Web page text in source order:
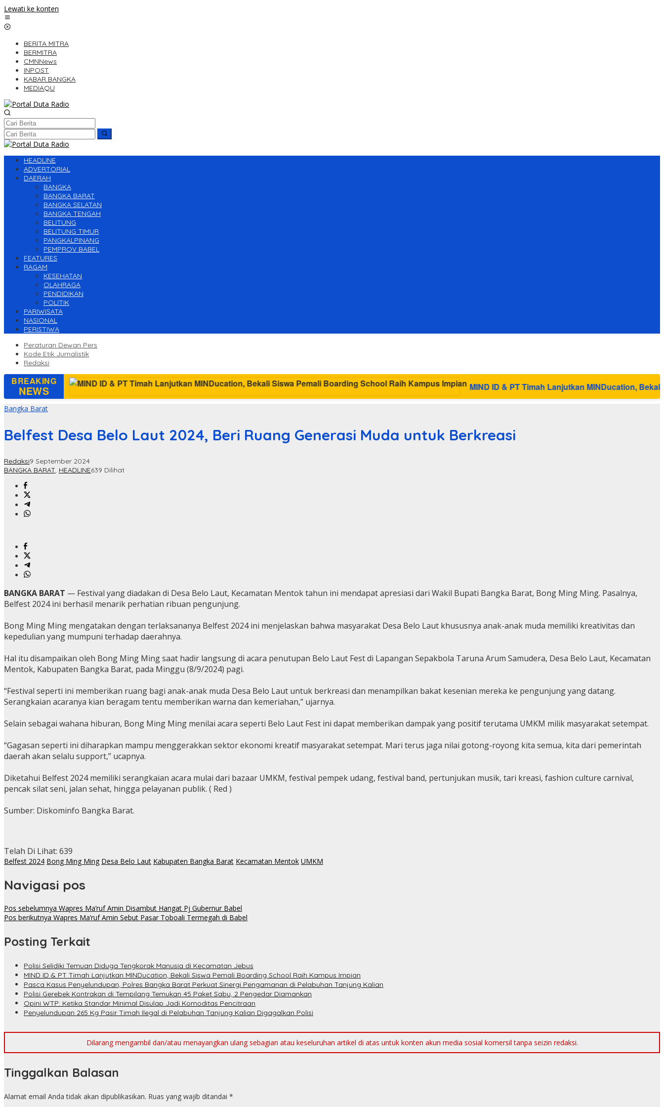
Lewati ke konten
BERITA MITRA
BERMITRA
CMNNews
INPOST
KABAR BANGKA
MEDIAQU
HEADLINE
ADVERTORIAL
DAERAH
BANGKA
BANGKA BARAT
BANGKA SELATAN
BANGKA TENGAH
BELITUNG
BELITUNG TIMUR
PANGKALPINANG
PEMPROV BABEL
FEATURES
RAGAM
KESEHATAN
OLAHRAGA
PENDIDIKAN
POLITIK
PARIWISATA
NASIONAL
PERISTIWA
Peraturan Dewan Pers
Kode Etik Jurnalistik
Redaksi
BREAKING
NEWS MIND ID & PT Timah Lanjutkan MINDucation, Bekali Siswa Pemali
Bangka Barat
Belfest Desa Belo Laut 2024, Beri Ruang Generasi Muda untuk Berkreasi
Redaksi9 September 2024
BANGKA BARAT, HEADLINE639 Dilihat
BANGKA BARAT — Festival yang diadakan di Desa Belo Laut, Kecamatan Mentok tahun ini mendapat apresiasi dari Wakil Bupati Bangka Barat, Bong Ming Ming. Pasalnya,
Belfest 2024 ini berhasil menarik perhatian ribuan pengunjung.
Bong Ming Ming mengatakan dengan terlaksananya Belfest 2024 ini menjelaskan bahwa masyarakat Desa Belo Laut khususnya anak-anak muda memiliki kreativitas dan
kepedulian yang mumpuni terhadap daerahnya.
Hal itu disampaikan oleh Bong Ming Ming saat hadir langsung di acara penutupan Belo Laut Fest di Lapangan Sepakbola Taruna Arum Samudera, Desa Belo Laut, Kecamatan
Mentok, Kabupaten Bangka Barat, pada Minggu (8/9/2024) pagi.
“Festival seperti ini memberikan ruang bagi anak-anak muda Desa Belo Laut untuk berkreasi dan menampilkan bakat kesenian mereka ke pengunjung yang datang.
Serangkaian acaranya kian beragam tentu memberikan warna dan kemeriahan,” ujarnya.
Selain sebagai wahana hiburan, Bong Ming Ming menilai acara seperti Belo Laut Fest ini dapat memberikan dampak yang positif terutama UMKM milik masyarakat setempat.
“Gagasan seperti ini diharapkan mampu menggerakkan sektor ekonomi kreatif masyarakat setempat. Mari terus jaga nilai gotong-royong kita semua, kita dari pemerintah
daerah akan selalu support,” ucapnya.
Diketahui Belfest 2024 memiliki serangkaian acara mulai dari bazaar UMKM, festival pempek udang, festival band, pertunjukan musik, tari kreasi, fashion culture carnival,
pencak silat seni, jalan sehat, hingga pelayanan publik. ( Red )
Sumber: Diskominfo Bangka Barat.
Telah Di Lihat: 639
Belfest 2024 Bong Ming Ming Desa Belo Laut Kabupaten Bangka Barat Kecamatan Mentok UMKM
Navigasi pos
Pos sebelumnya Wapres Ma’ruf Amin Disambut Hangat Pj Gubernur Babel
Pos berikutnya Wapres Ma’ruf Amin Sebut Pasar Toboali Termegah di Babel
Posting Terkait
Polisi Selidiki Temuan Diduga Tengkorak Manusia di Kecamatan Jebus
MIND ID & PT Timah Lanjutkan MINDucation, Bekali Siswa Pemali Boarding School Raih Kampus Impian
Pasca Kasus Penyelundupan, Polres Bangka Barat Perkuat Sinergi Pengamanan di Pelabuhan Tanjung Kalian
Polisi Gerebek Kontrakan di Tempilang Temukan 45 Paket Sabu, 2 Pengedar Diamankan
Opini WTP: Ketika Standar Minimal Disulap Jadi Komoditas Pencitraan
Penyelundupan 265 Kg Pasir Timah Ilegal di Pelabuhan Tanjung Kalian Digagalkan Polisi
Dilarang mengambil dan/atau menayangkan ulang sebagian atau keseluruhan artikel di atas untuk konten akun media sosial komersil tanpa seizin redaksi.
Tinggalkan Balasan
Alamat email Anda tidak akan dipublikasikan. Ruas yang wajib ditandai *